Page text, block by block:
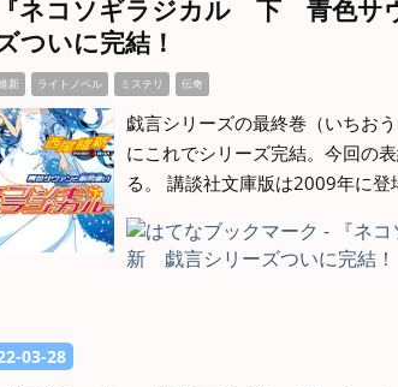
『ネコソギラジカル 下 青色サ
ついに完結！
新 ライトノベル ミステリ 伝奇
戯言シリーズの最終巻（いちお
にこれでシリーズ完結。今回の
る。 講談社文庫版は2009年に
-03-28